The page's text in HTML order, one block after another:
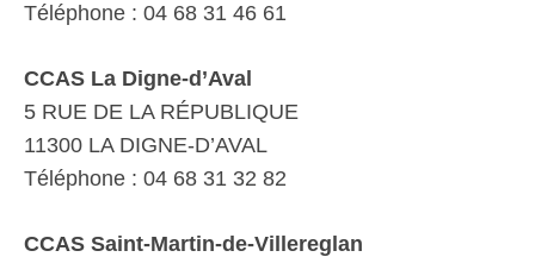
Téléphone : 04 68 31 46 61
CCAS La Digne-d’Aval
5 RUE DE LA RÉPUBLIQUE
11300 LA DIGNE-D’AVAL
Téléphone : 04 68 31 32 82
CCAS Saint-Martin-de-Villereglan